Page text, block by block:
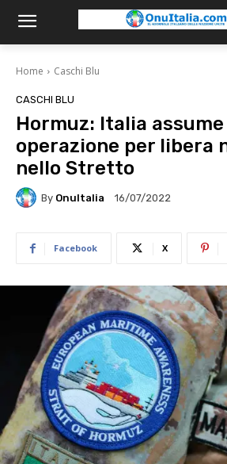
Home Caschi Blu
CASCHI BLU
Hormuz: Italia
operazione per libera
nello Stretto
By OnuItalia 16/07/2022
Facebook X